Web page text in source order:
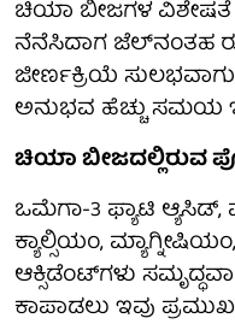
ಚಿಯಾ ಬೀಜಗಳ ವಿಶೇಷತೆ
ನೆನೆಸಿದಾಗ ಜೆಲ್‌ನಂತಹ
ಜೀರ್ಣಕ್ರಿಯೆ
ಅನುಭವ ಹೆಚ್ಚು ಸಮಯ
ಚಿಯಾ ಬೀಜದಲ್ಲಿರುವ
ಒಮೆಗಾ-3 ಫ್ಯಾಟಿ ಆ್ಯಸಿಡ್,
ಕ್ಯಾಲ್ಸಿಯಂ,
ಆಕ್ಸಿಡೆಂಟ್‌ಗಳು
ಕಾಪಾಡಲು ಇವು